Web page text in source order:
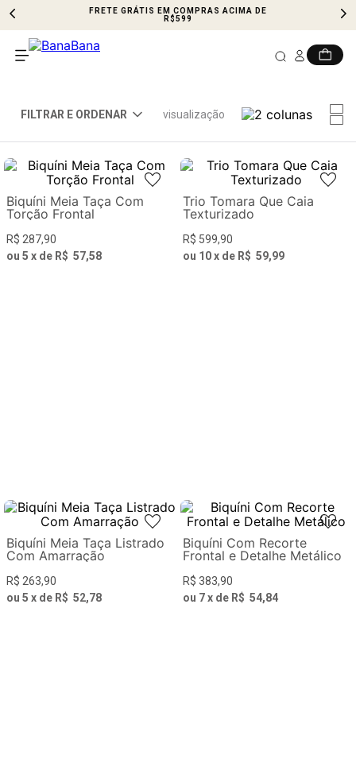
FRETE GRÁTIS EM COMPRAS ACIMA DE
R$599
visualização
Biquíni Meia Taça Com
Torção Frontal
R$ 287,90
ou 5 x de R$ 57,58
Trio Tomara Que Caia
Texturizado
R$ 599,90
ou 10 x de R$ 59,99
Biquíni Meia Taça Listrado
Com Amarração
R$ 263,90
ou 5 x de R$ 52,78
Biquíni Com Recorte
Frontal e Detalhe Metálico
R$ 383,90
ou 7 x de R$ 54,84